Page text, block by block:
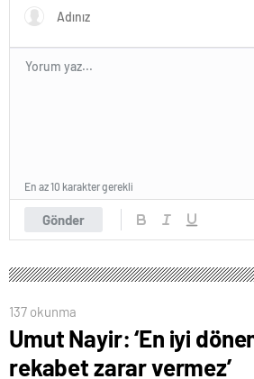
Gönder
En az 10 karakter gerekli
137 okunma
Umut Nayir: ‘En iyi
rekabet zarar vermez’